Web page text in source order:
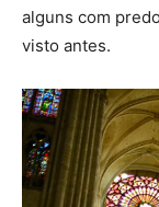
alguns com
visto antes.